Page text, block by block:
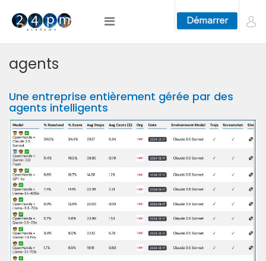
agents
Une entreprise entièrement gérée par des
agents intelligents